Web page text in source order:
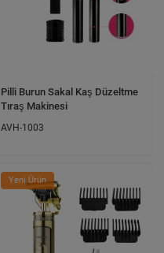
Pilli Burun Sakal Kaş Düzeltme
Tıraş Makinesi
AVH-1003
Yeni Ürün